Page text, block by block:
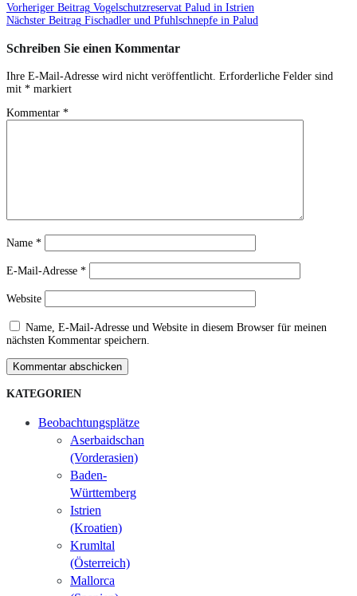
Vorheriger Beitrag Vogelschutzreservat Palud in Istrien
Nächster Beitrag Fischadler und Pfuhlschnepfe in Palud
Schreiben Sie einen Kommentar
Ihre E-Mail-Adresse wird nicht veröffentlicht. Erforderliche Felder sind
mit * markiert
Kommentar *
Name *
E-Mail-Adresse *
Website
Name, E-Mail-Adresse und Website in diesem Browser für meinen
nächsten Kommentar speichern.
Kommentar abschicken
KATEGORIEN
Beobachtungsplätze
Aserbaidschan
(Vorderasien)
Baden-
Württemberg
Istrien
(Kroatien)
Krumltal
(Österreich)
Mallorca